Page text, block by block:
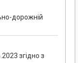
дорожній
згідно з